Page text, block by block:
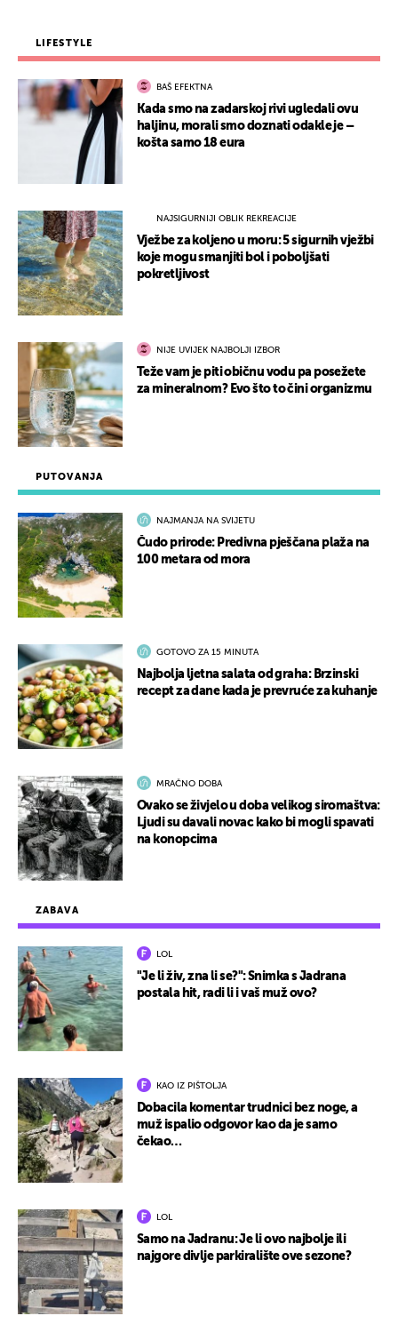
ZABAVA
LOL
"Je li živ, zna li se?": Snimka s Jadrana
postala hit, radi li i vaš muž ovo?
KAO IZ PIŠTOLJA
Dobacila komentar trudnici bez noge, a
muž ispalio odgovor kao da je samo
čekao…
LOL
Samo na Jadranu: Je li ovo najbolje ili
najgore divlje parkiralište ove sezone?
PUTOVANJA
NAJMANJA NA SVIJETU
Čudo prirode: Predivna pješčana plaža na
100 metara od mora
GOTOVO ZA 15 MINUTA
Najbolja ljetna salata od graha: Brzinski
recept za dane kada je prevruće za kuhanje
MRAČNO DOBA
Ovako se živjelo u doba velikog siromaštva:
Ljudi su davali novac kako bi mogli spavati
na konopcima
LIFESTYLE
BAŠ EFEKTNA
Kada smo na zadarskoj rivi ugledali ovu
haljinu, morali smo doznati odakle je –
košta samo 18 eura
NAJSIGURNIJI OBLIK REKREACIJE
Vježbe za koljeno u moru: 5 sigurnih vježbi
koje mogu smanjiti bol i poboljšati
pokretljivost
NIJE UVIJEK NAJBOLJI IZBOR
Teže vam je piti običnu vodu pa posežete
za mineralnom? Evo što to čini organizmu